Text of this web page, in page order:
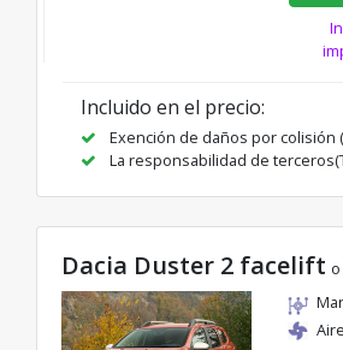
Incluido en el precio:
Exención de daños por colisión
La responsabilidad de
Dacia Duster 2 facelift